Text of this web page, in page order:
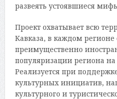
развеять устоявшиеся
Проект охватывает всю
Кавказа, в каждом
преимущественно
популяризации региона
Реализуется при
культурных инициатив,
культурного и